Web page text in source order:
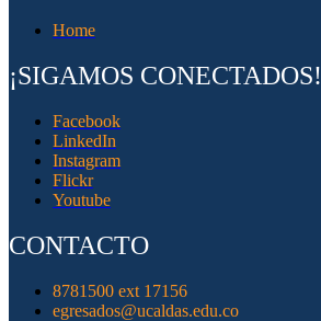
Home
¡SIGAMOS CONECTADOS!
Facebook
LinkedIn
Instagram
Flickr
Youtube
CONTACTO
8781500 ext 17156
egresados@ucaldas.edu.co